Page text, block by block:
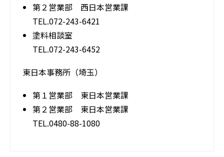
第２営業部 西日本営業課
TEL.072-243-6421
塗料相談室
TEL.072-243-6452
東日本事務所（埼玉）
第１営業部 東日本営業課
第２営業部 東日本営業課
TEL.0480-88-1080